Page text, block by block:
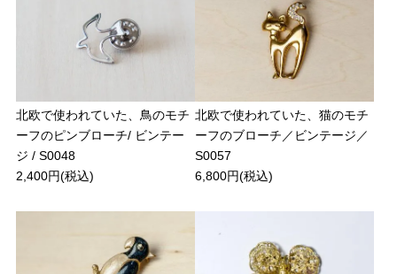
北欧で使われていた、鳥のモチ
ーフのピンブローチ/ ビンテー
ジ / S0048
2,400円(税込)
北欧で使われていた、猫のモチ
ーフのブローチ／ビンテージ／
S0057
6,800円(税込)